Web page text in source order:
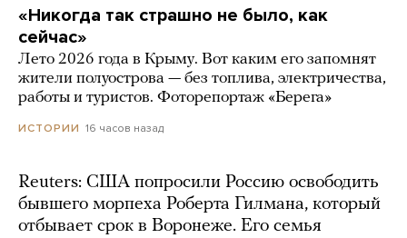
«Никогда так страшно не было, как
сейчас»
Лето 2026 года в Крыму. Вот каким его запомнят
жители полуострова — без топлива, электричества,
работы и туристов. Фоторепортаж «Берега»
ИСТОРИИ 16 часов назад
Reuters: США попросили Россию освободить
бывшего морпеха Роберта Гилмана, который
отбывает срок в Воронеже. Его семья